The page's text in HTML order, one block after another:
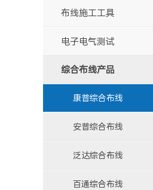
布线施工工具
电子电气测试
综合布线产品
康普综合布线
安普综合布线
泛达综合布线
百通综合布线